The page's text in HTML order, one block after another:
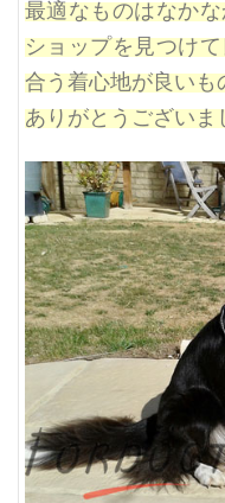
最適なものはなか
ショップを見つけ
合う着心地が良い
ありがとうございま